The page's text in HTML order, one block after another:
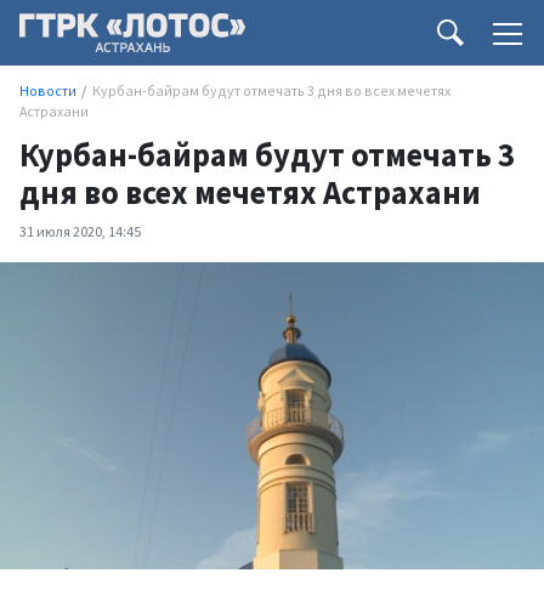
Новости
Курбан-байрам будут отмечать 3 дня во всех мечетях
Астрахани
Курбан-байрам будут отмечать 3
дня во всех мечетях Астрахани
31 июля 2020, 14:45